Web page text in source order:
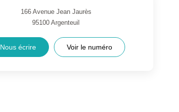
166 Avenue Jean Jaurès
95100Argenteuil
Nous écrire Voir le numéro